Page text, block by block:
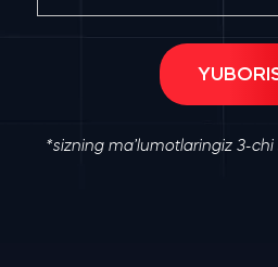
*sizning ma’lumotlaringiz 3-